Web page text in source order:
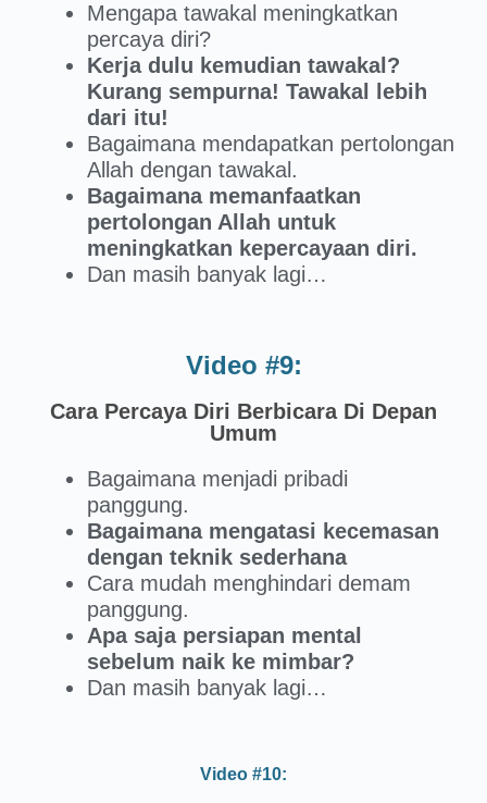
Mengapa tawakal meningkatkan
percaya diri?
Kerja dulu kemudian tawakal?
Kurang sempurna! Tawakal lebih
dari itu!
Bagaimana mendapatkan pertolongan
Allah dengan tawakal.
Bagaimana memanfaatkan
pertolongan Allah untuk
meningkatkan kepercayaan diri.
Dan masih banyak lagi…
Video #9:
Cara Percaya Diri Berbicara Di Depan
Umum
Bagaimana menjadi pribadi
panggung.
Bagaimana mengatasi kecemasan
dengan teknik sederhana
Cara mudah menghindari demam
panggung.
Apa saja persiapan mental
sebelum naik ke mimbar?
Dan masih banyak lagi…
Video #10: